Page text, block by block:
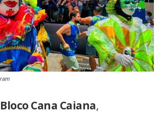
Bloco Cana Caiana,